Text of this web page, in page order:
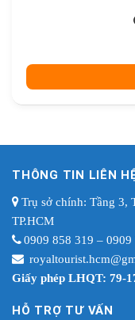
THÔNG TIN LIÊN
Trụ sở chính: Tầng 3,
TP.HCM
0909 858 319 – 0909
Giấy phép LHQT: 79-
HỖ TRỢ TƯ VẤN